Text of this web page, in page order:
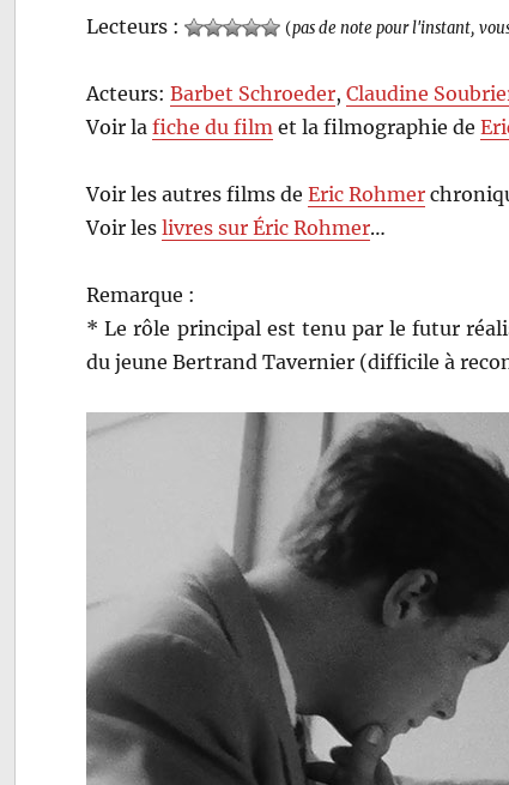
Lecteurs : (pas de note pour l'instant,
Acteurs:Barbet Schroeder,Claudine
Voir lafiche du film et la filmographie de
Voir les autres films deEric Rohmer
Voir leslivres sur Éric Rohmer…
Remarque :
* Le rôle principal est tenu par le futur
du jeune Bertrand Tavernier (difficile à